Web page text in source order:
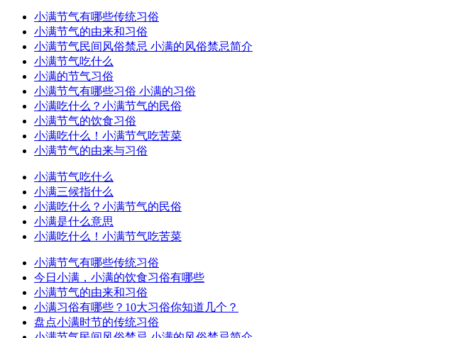
小满节气有哪些传统习俗
小满节气的由来和习俗
小满节气民间风俗禁忌 小满的风俗禁忌简介
小满节气吃什么
小满的节气习俗
小满节气有哪些习俗 小满的习俗
小满吃什么？小满节气的民俗
小满节气的饮食习俗
小满吃什么！小满节气吃苦菜
小满节气的由来与习俗
小满节气吃什么
小满三候指什么
小满吃什么？小满节气的民俗
小满是什么意思
小满吃什么！小满节气吃苦菜
小满节气有哪些传统习俗
今日小满，小满的饮食习俗有哪些
小满节气的由来和习俗
小满习俗有哪些？10大习俗你知道几个？
盘点小满时节的传统习俗